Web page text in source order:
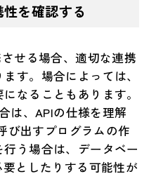
を確認する
せる場合、適切な連携
す。場合によっては、
なることもあります。
は、APIの仕様を理解
び出すプログラムの作
う場合は、データベー
としたりする可能性が